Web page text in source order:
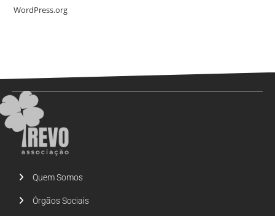
WordPress.org
Quem Somos
Órgãos Sociais